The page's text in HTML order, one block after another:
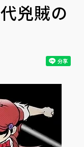
兇賊の